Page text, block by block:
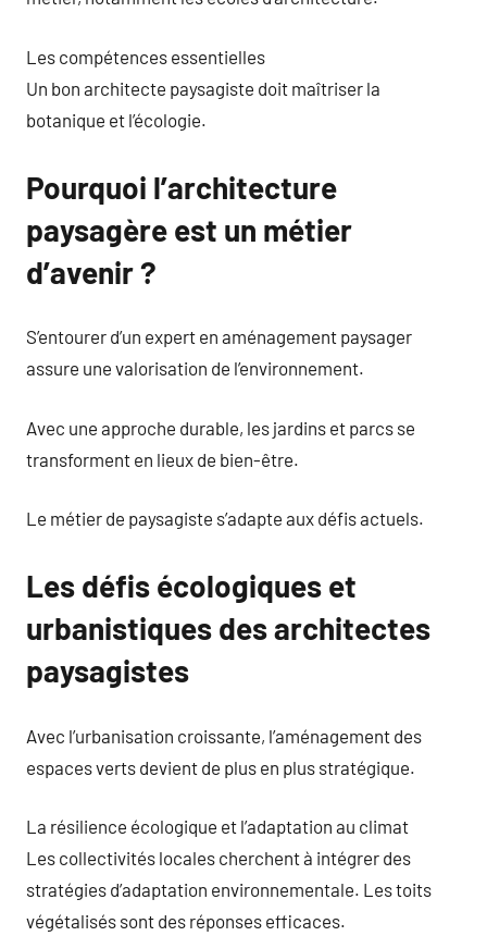
Les compétences essentielles
Un bon architecte paysagiste doit maîtriser la
botanique et l’écologie.
Pourquoi l’architecture
paysagère est un métier
d’avenir ?
S’entourer d’un expert en aménagement paysager
assure une valorisation de l’environnement.
Avec une approche durable, les jardins et parcs se
transforment en lieux de bien-être.
Le métier de paysagiste s’adapte aux défis actuels.
Les défis écologiques et
urbanistiques des architectes
paysagistes
Avec l’urbanisation croissante, l’aménagement des
espaces verts devient de plus en plus stratégique.
La résilience écologique et l’adaptation au climat
Les collectivités locales cherchent à intégrer des
stratégies d’adaptation environnementale. Les toits
végétalisés sont des réponses efficaces.